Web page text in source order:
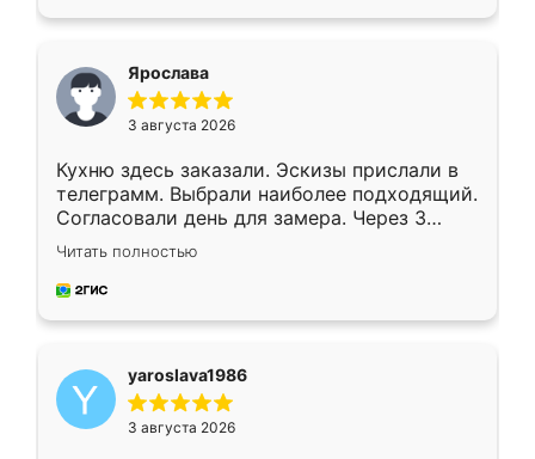
Ярослава
3 августа 2026
Кухню здесь заказали. Эскизы прислали в
телеграмм. Выбрали наиболее подходящий.
Согласовали день для замера. Через 3
недели кухня была уже готова. Остались
довольны работой. Спасибо Ренессанс
мебель за качественную работу!
Читать полностью
yaroslava1986
3 августа 2026